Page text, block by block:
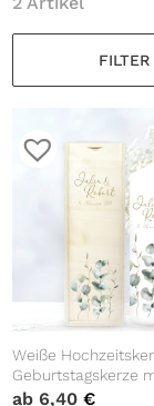
FILTER
Weiße
Geburtstagskerze
mehreren
ab 6,40€